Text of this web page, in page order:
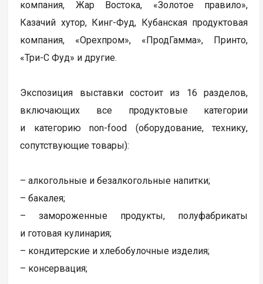
компания, Жар Востока, «Золотое правило»,
Казачий хутор, Кинг-Фуд, Кубанская продуктовая
компания, «Орехпром», «ПродГамма», Принто,
«Три-С Фуд» и другие.
Экспозиция выставки состоит из 16 разделов,
включающих все продуктовые категории
и категорию non-food (оборудование, технику,
сопутствующие товары):
– алкогольные и безалкогольные напитки;
– бакалея;
– замороженные продукты, полуфабрикаты
и готовая кулинария;
– кондитерские и хлебобулочные изделия;
– консервация;